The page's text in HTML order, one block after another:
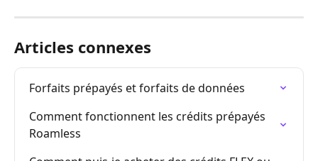
Articles connexes
Forfaits prépayés et forfaits de données
Comment fonctionnent les crédits prépayés
Roamless